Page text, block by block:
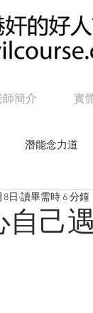
簡介 實
潛能念力道
NLP 追女帝皇
自己
8日 讀畢需時 6 分鐘